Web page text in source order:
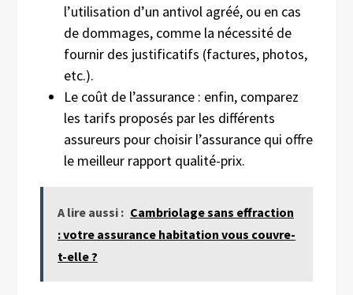
l’utilisation d’un antivol agréé, ou en cas
de dommages, comme la nécessité de
fournir des justificatifs (factures, photos,
etc.).
Le coût de l’assurance : enfin, comparez
les tarifs proposés par les différents
assureurs pour choisir l’assurance qui offre
le meilleur rapport qualité-prix.
A lire aussi : Cambriolage sans effraction
: votre assurance habitation vous couvre-
t-elle ?